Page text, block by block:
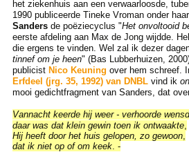
het ziekenhuis aan een verwaarloosde,
1990 publiceerde Tineke Vroman onder
Sandersde poëziecyclus "Het onvoltooid
eerste afdeling aan Max de Jong wijdde.
die ergens te vinden. Wel zal ik dezer
tinnef om je heen" (Bas Lubberhuizen,
publicist Nico Keuning over hem schreef.
Erfdeel (jrg. 35, 1992) van DNBLvind ik
mooi gedichtfragment van Sanders, dat
Vannacht keerde hij weer - verhoorde
daar was dat klein gewin toen ik ontwaakte,
Hij heeft door het huis gelopen, zo gewoon,
dat ik niet op of om keek. -